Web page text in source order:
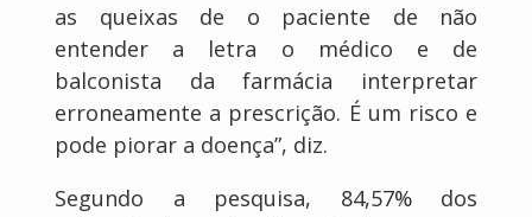
as queixas de o paciente de não
entender a letra o médico e de
balconista da farmácia interpretar
erroneamente a prescrição. É um risco e
pode piorar a doença”, diz.
Segundo a pesquisa, 84,57% dos